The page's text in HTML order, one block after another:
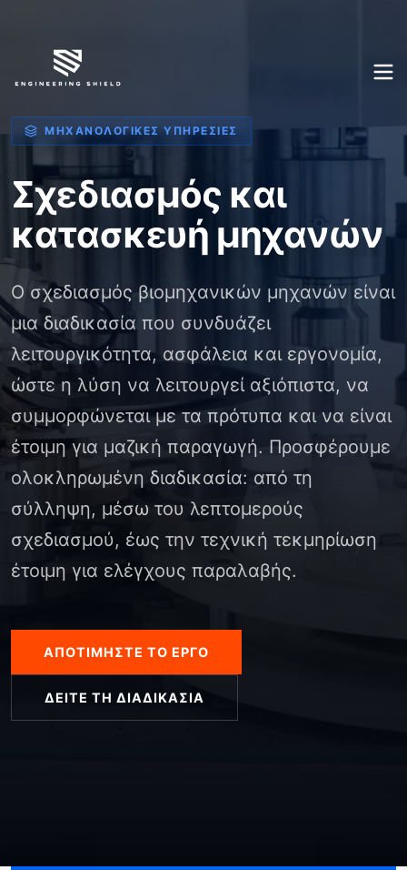
ΜΗΧΑΝΟΛΟΓΙΚΈΣ ΥΠΗΡΕΣΊΕΣ
Σχεδιασμός και
κατασκευή μηχανών
Ο σχεδιασμός βιομηχανικών μηχανών είναι
μια διαδικασία που συνδυάζει
λειτουργικότητα, ασφάλεια και εργονομία,
ώστε η λύση να λειτουργεί αξιόπιστα, να
συμμορφώνεται με τα πρότυπα και να είναι
έτοιμη για μαζική παραγωγή. Προσφέρουμε
ολοκληρωμένη διαδικασία: από τη
σύλληψη, μέσω του λεπτομερούς
σχεδιασμού, έως την τεχνική τεκμηρίωση
έτοιμη για ελέγχους παραλαβής.
ΑΠΟΤΙΜΉΣΤΕ ΤΟ ΈΡΓΟ
ΔΕΊΤΕ ΤΗ ΔΙΑΔΙΚΑΣΊΑ